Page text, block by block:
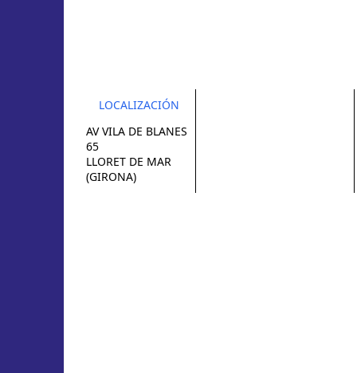
LOCALIZACIÓN
AV VILA DE BLANES
65
LLORET DE MAR
(GIRONA)